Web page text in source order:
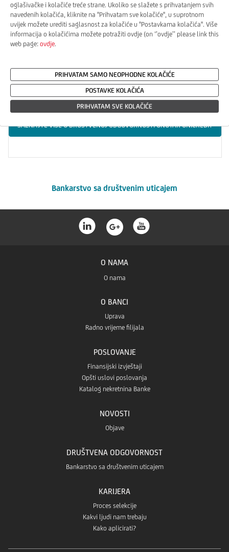
Upravljanje samoodrživošću
SAZNAJTE VIŠE O DRUŠTVENOJ ODGOVORNOSTI UNUTAR UNICREDIT
Bankarstvo sa društvenim uticajem
O NAMA
O nama
O BANCI
Uprava
Radno vrijeme filijala
POSLOVANJE
Finansijski izvještaji
Opšti uslovi poslovanja
Katalog nekretnina Banke
NOVOSTI
Objave
DRUŠTVENA ODGOVORNOST
Bankarstvo sa društvenim uticajem
KARIJERA
Proces selekcije
Kakvi ljudi nam trebaju
Kako aplicirati?
oglašivačke i kolačiće treće strane. Ukoliko se slažete s prihvatanjem svih
navedenih kolačića, kliknite na ''Prihvatam sve kolačiće'', u suprotnom
uvijek možete urediti saglasnost za kolačiće u ''Postavkama kolačića''. Više
informacija o kolačićima možete potražiti ovdje (on ‘’ovdje’’ please link this
web page: ovdje.
PRIHVATAM SAMO NEOPHODNE KOLAČIĆE
POSTAVKE KOLAČIĆA
PRIHVATAM SVE KOLAČIĆE